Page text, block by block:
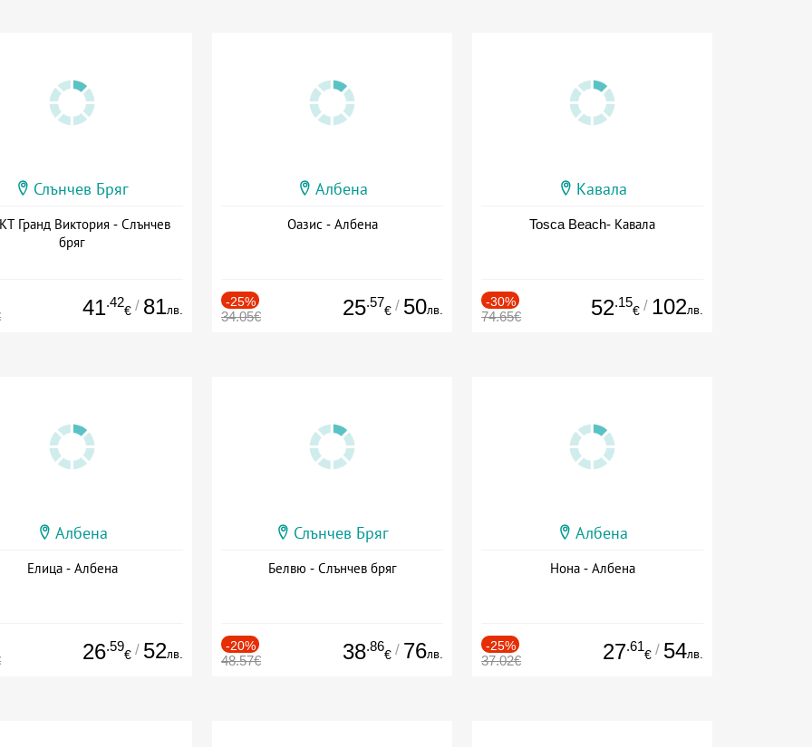
Слънчев Бряг
Гранд Виктория - Слънчев
бряг
41.42
€ / 81лв.
Албена
Оазис - Албена
-25%
34.05€ 25.57
€ / 50лв.
Кавала
Tosca Beach- Кавала
-30%
74.65€ 52.15
€ / 102лв.
Албена
Елица - Албена
26.59
€ / 52лв.
Слънчев Бряг
Белвю - Слънчев бряг
-20%
48.57€ 38.86
€ / 76лв.
Албена
Нона - Албена
-25%
37.02€ 27.61
€ / 54лв.